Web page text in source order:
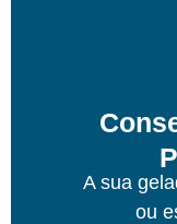
A sua
ou